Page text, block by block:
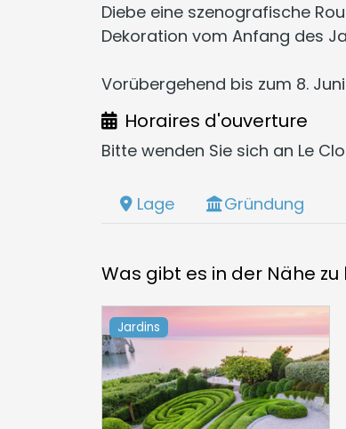
Diebe eine szenografische
Dekoration vom Anfang des
Vorübergehend bis zum 8.
Horaires d'ouverture
Bitte wenden Sie sich an Le
Lage Gründung
Was gibt es in der Nähe
Jardins